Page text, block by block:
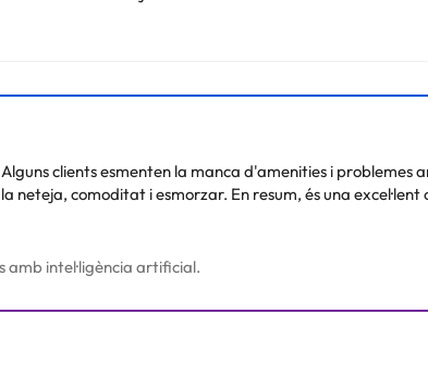
clients esmenten la manca d'amenities i problemes
comoditat i esmorzar. En resum, és una excel·lent
amb intel·ligència artificial.